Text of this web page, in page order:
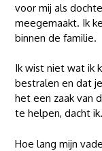
voor mij als
meegemaakt. Ik
binnen de familie.
Ik wist niet wat ik
bestralen en dat
het een zaak van
te helpen, dacht ik.
Hoe lang mijn